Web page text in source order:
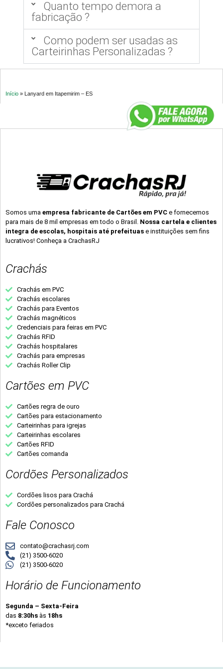
Quanto tempo demora a
fabricação ?
Como podem ser usadas as
Carteirinhas Personalizadas ?
Início » Lanyard em Itapemirim – ES
Somos uma empresa fabricante de Cartões em PVC e fornecemos
para mais de 8 mil empresas em todo o Brasil. Nossa cartela e clientes
integra de escolas, hospitais até prefeituas e instituições sem fins
lucrativos! Conheça a CrachasRJ
Crachás
Crachás em PVC
Crachás escolares
Crachás para Eventos
Crachás magnéticos
Credenciais para feiras em PVC
Crachás RFID
Crachás hospitalares
Crachás para empresas
Crachás Roller Clip
Cartões em PVC
Cartões regra de ouro
Cartões para estacionamento
Carteirinhas para igrejas
Carteirinhas escolares
Cartões RFID
Cartões comanda
Cordões Personalizados
Cordões lisos para Crachá
Cordões personalizados para Crachá
Fale Conosco
contato@crachasrj.com
(21) 3500-6020
(21) 3500-6020
Horário de Funcionamento
Segunda – Sexta-Feira
das 8:30hs às 18hs
*exceto feriados